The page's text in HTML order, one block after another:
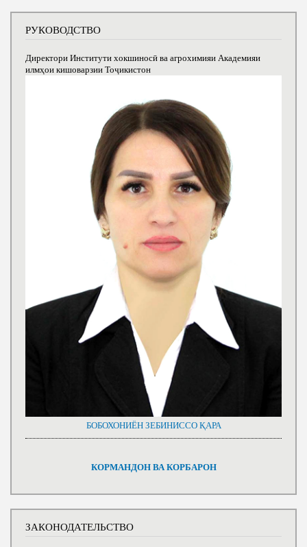
РУКОВОДСТВО
Директори Институти хокшиносӣ ва агрохимияи Академияи
илмҳои кишоварзии Тоҷикистон
БОБОХОНИЁН ЗЕБИНИССО ҚАРА
КОРМАНДОН ВА КОРБАРОН
ЗАКОНОДАТЕЛЬСТВО